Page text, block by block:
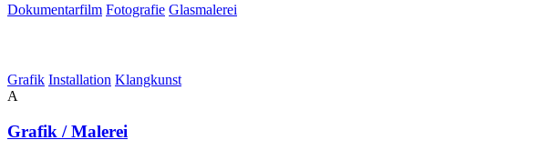
Dokumentarfilm Fotografie Glasmalerei
Grafik Installation Klangkunst
A
Grafik / Malerei